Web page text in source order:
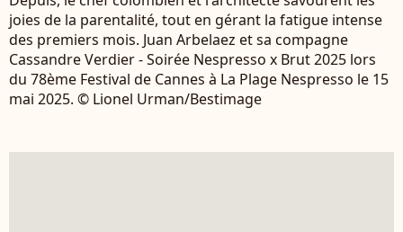
joies de la parentalité, tout en gérant la fatigue intense
des premiers mois. Juan Arbelaez et sa compagne
Cassandre Verdier - Soirée Nespresso x Brut 2025 lors
du 78ème Festival de Cannes à La Plage Nespresso le 15
mai 2025. © Lionel Urman/Bestimage